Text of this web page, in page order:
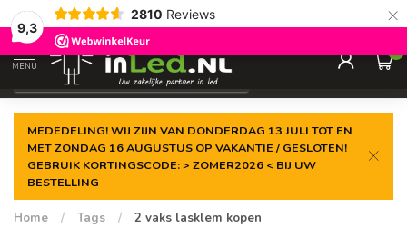
9,3
2810 Reviews ×
Gegarandeerde delaagste prijs
MENU
0
MEDEDELING! WIJ ZIJN VAN DONDERDAG 13 JULI TOT EN
MET ZONDAG 16 AUGUSTUS OP VAKANTIE / GESLOTEN!
GEBRUIK KORTINGSCODE: > ZOMER2026 < BIJ UW
BESTELLING
Home / Tags / 2 vaks lasklem kopen